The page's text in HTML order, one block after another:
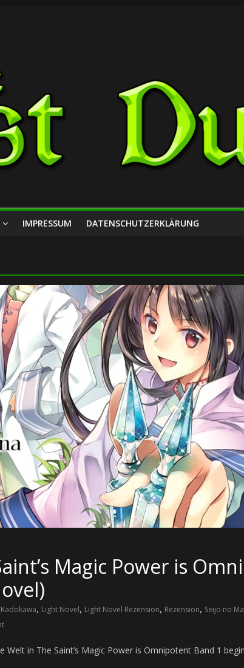
IMPRESSUM DATENSCHUTZERKLÄRUNG
Magic Power is
Kadokawa, Light Novel, Light Novel Rezension, Rezension, Seijo no
Welt in The Saint’s Magic Power is Omnipotent Band 1